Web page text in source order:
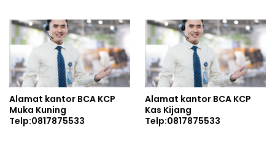
Alamat kantor BCA KCP
Muka Kuning
Telp:0817875533
Alamat kantor BCA KCP
Kas Kijang
Telp:0817875533